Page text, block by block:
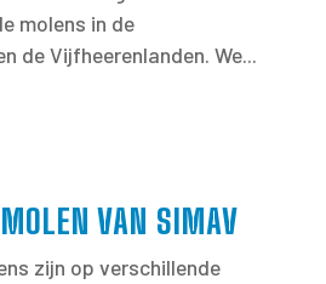
molens in de
de Vijfheerenlanden. We...
VAN SIMAV
zijn op verschillende